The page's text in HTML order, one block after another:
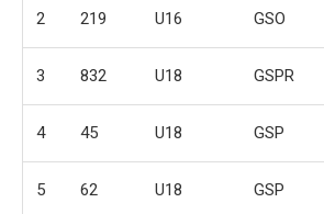
2 219 U16 GSO
3 832 U18 GSPR
4 45 U18 GSP
5 62 U18 GSP